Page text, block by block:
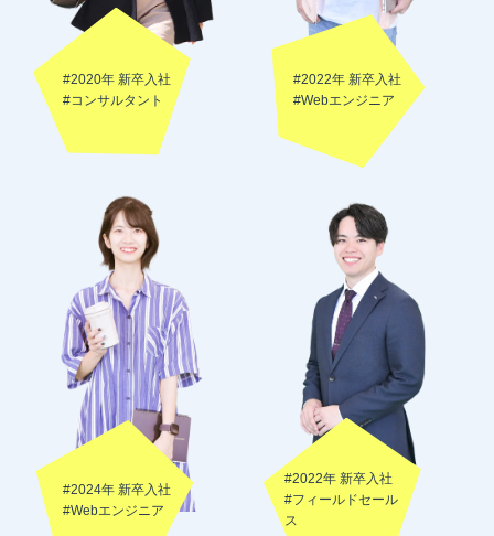
#2020年 新卒入社
#コンサルタント
#2022年 新卒入社
#Webエンジニア
#2024年 新卒入社
#Webエンジニア
#2022年 新卒入社
#フィールドセール
ス